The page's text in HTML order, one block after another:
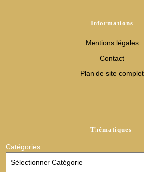
Informations
Mentions légales
Contact
Plan de site complet
Thématiques
Catégories